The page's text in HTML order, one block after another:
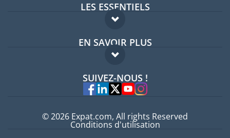
LES ESSENTIELS
Forum expatriés
Guides pays
EN SAVOIR PLUS
FAQ
Experts
SUIVEZ-NOUS !
© 2026 Expat.com, All rights Reserved
Conditions d'utilisation